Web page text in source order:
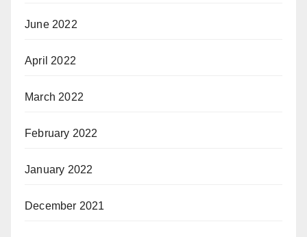
June 2022
April 2022
March 2022
February 2022
January 2022
December 2021